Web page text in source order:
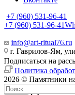
+7 (960) 531-96-41
+7 (960) 531-96-41
info@art-ritual76.ru
г. Гаврилов-Ям,
Подписаться на
Политика
2026 © Памятники